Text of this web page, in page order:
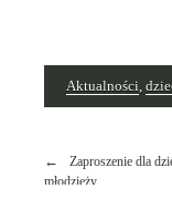
Aktualności
Nawigacja
wpisu
Zaproszenie dla
młodzieży